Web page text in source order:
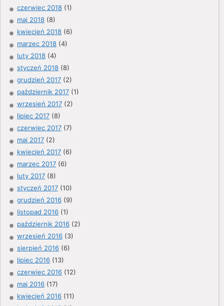
czerwiec 2018 (1)
maj 2018 (8)
kwiecień 2018 (6)
marzec 2018 (4)
luty 2018 (4)
styczeń 2018 (8)
grudzień 2017 (2)
październik 2017 (1)
wrzesień 2017 (2)
lipiec 2017 (8)
czerwiec 2017 (7)
maj 2017 (2)
kwiecień 2017 (6)
marzec 2017 (6)
luty 2017 (8)
styczeń 2017 (10)
grudzień 2016 (9)
listopad 2016 (1)
październik 2016 (2)
wrzesień 2016 (3)
sierpień 2016 (6)
lipiec 2016 (13)
czerwiec 2016 (12)
maj 2016 (17)
kwiecień 2016 (11)